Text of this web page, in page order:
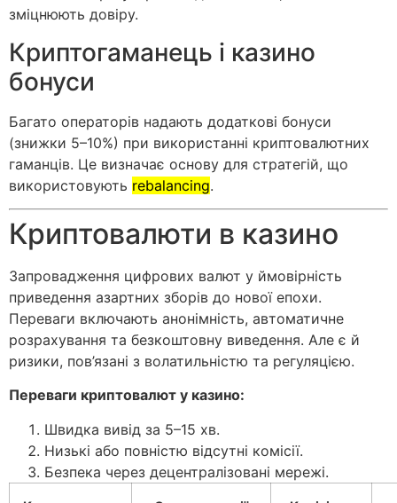
зміцнюють довіру.
Криптогаманець і казино
бонуси
Багато операторів надають додаткові бонуси
(знижки 5–10%) при використаннi криптовалютних
гаманців. Це визначає основу для стратегій, що
використовують rebalancing.
Криптовалюти в казино
Запровадження цифрових валют у ймовірність
приведення азартних зборів до нової епохи.
Переваги включають анонімність, автоматичне
розрахування та безкоштовну виведення. Але є й
ризики, пов’язані з волатильністю та регуляцією.
Переваги криптовалют у казино:
Швидка вивід за 5–15 хв.
Низькі або повністю відсутні комісії.
Безпека через децентралізовані мережі.